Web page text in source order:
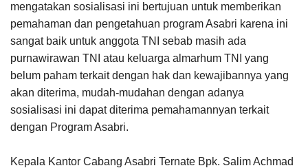
mengatakan sosialisasi ini bertujuan untuk memberikan
pemahaman dan pengetahuan program Asabri karena ini
sangat baik untuk anggota TNI sebab masih ada
purnawirawan TNI atau keluarga almarhum TNI yang
belum paham terkait dengan hak dan kewajibannya yang
akan diterima, mudah-mudahan dengan adanya
sosialisasi ini dapat diterima pemahamannyan terkait
dengan Program Asabri.
Kepala Kantor Cabang Asabri Ternate Bpk. Salim Achmad